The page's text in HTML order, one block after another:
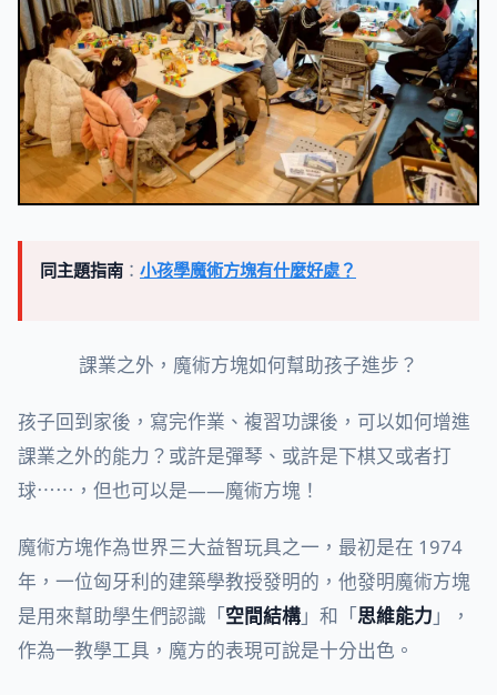
同主題指南 ： 小孩學魔術方塊有什麼好處？
課業之外，魔術方塊如何幫助孩子進步？
孩子回到家後，寫完作業、複習功課後，可以如何增進
課業之外的能力？或許是彈琴、或許是下棋又或者打
球⋯⋯，但也可以是——魔術方塊！
魔術方塊作為世界三大益智玩具之一，最初是在 1974
年，一位匈牙利的建築學教授發明的，他發明魔術方塊
是用來幫助學生們認識「空間結構」和「思維能力 」，
作為一教學工具，魔方的表現可說是十分出色。